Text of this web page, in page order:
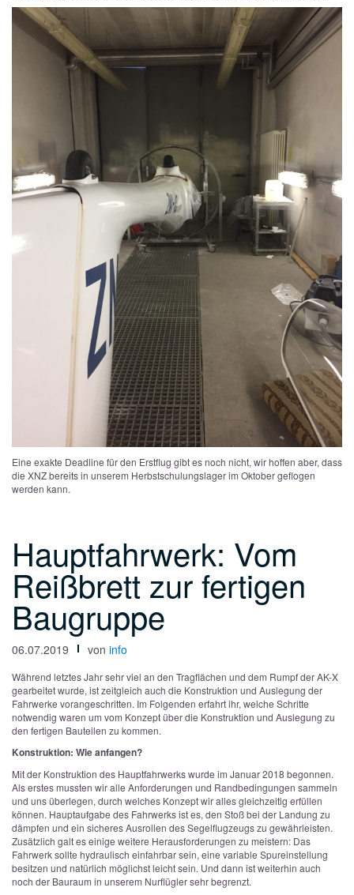
Eine exakte Deadline für den Erstflug gibt es noch nicht, wir hoffen aber, dass
die XNZ bereits in unserem Herbstschulungslager im Oktober geflogen
werden kann.
Hauptfahrwerk: Vom
Reißbrett zur fertigen
Baugruppe
06.07.2019 von info
Während letztes Jahr sehr viel an den Tragflächen und dem Rumpf der AK-X
gearbeitet wurde, ist zeitgleich auch die Konstruktion und Auslegung der
Fahrwerke vorangeschritten. Im Folgenden erfahrt ihr, welche Schritte
notwendig waren um vom Konzept über die Konstruktion und Auslegung zu
den fertigen Bauteilen zu kommen.
Konstruktion: Wie anfangen?
Mit der Konstruktion des Hauptfahrwerks wurde im Januar 2018 begonnen.
Als erstes mussten wir alle Anforderungen und Randbedingungen sammeln
und uns überlegen, durch welches Konzept wir alles gleichzeitig erfüllen
können. Hauptaufgabe des Fahrwerks ist es, den Stoß bei der Landung zu
dämpfen und ein sicheres Ausrollen des Segelflugzeugs zu gewährleisten.
Zusätzlich galt es einige weitere Herausforderungen zu meistern: Das
Fahrwerk sollte hydraulisch einfahrbar sein, eine variable Spureinstellung
besitzen und natürlich möglichst leicht sein. Und dann ist weiterhin auch
noch der Bauraum in unserem Nurflügler sehr begrenzt.